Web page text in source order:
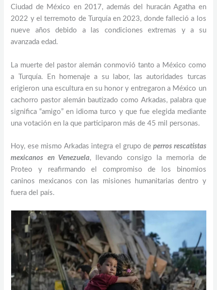
Ciudad de México en 2017, además del huracán Agatha en
2022 y el terremoto de Turquía en 2023, donde falleció a los
nueve años debido a las condiciones extremas y a su
avanzada edad.
La muerte del pastor alemán conmovió tanto a México como
a Turquía. En homenaje a su labor, las autoridades turcas
erigieron una escultura en su honor y entregaron a México un
cachorro pastor alemán bautizado como Arkadas, palabra que
significa “amigo” en idioma turco y que fue elegida mediante
una votación en la que participaron más de 45 mil personas.
Hoy, ese mismo Arkadas integra el grupo deperros rescatistas
mexicanos en Venezuela, llevando consigo la memoria de
Proteo y reafirmando el compromiso de los binomios
caninos mexicanos con las misiones humanitarias dentro y
fuera del país.